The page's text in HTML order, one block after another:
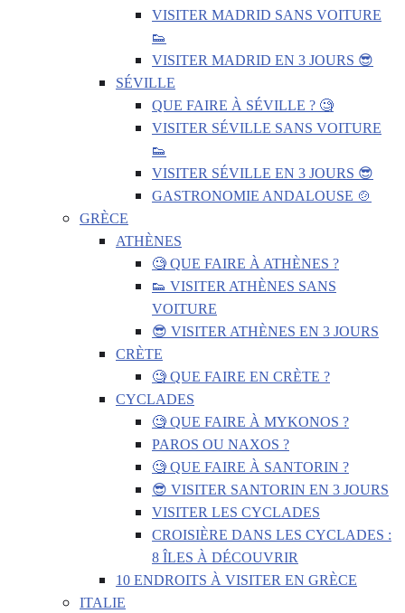
VISITER MADRID SANS VOITURE
👟
VISITER MADRID EN 3 JOURS 😎
SÉVILLE
QUE FAIRE À SÉVILLE ? 🧐
VISITER SÉVILLE SANS VOITURE
👟
VISITER SÉVILLE EN 3 JOURS 😎
GASTRONOMIE ANDALOUSE 🍲
GRÈCE
ATHÈNES
🧐 QUE FAIRE À ATHÈNES ?
👟 VISITER ATHÈNES SANS
VOITURE
😎 VISITER ATHÈNES EN 3 JOURS
CRÈTE
🧐 QUE FAIRE EN CRÈTE ?
CYCLADES
🧐 QUE FAIRE À MYKONOS ?
PAROS OU NAXOS ?
🧐 QUE FAIRE À SANTORIN ?
😎 VISITER SANTORIN EN 3 JOURS
VISITER LES CYCLADES
CROISIÈRE DANS LES CYCLADES :
8 ÎLES À DÉCOUVRIR
10 ENDROITS À VISITER EN GRÈCE
ITALIE